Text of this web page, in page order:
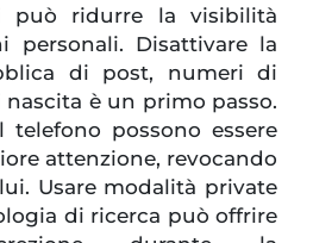
può ridurre la visibilità
personali. Disattivare la
di post, numeri di
è un primo passo.
possono essere
attenzione, revocando
Usare modalità private
di ricerca può offrire